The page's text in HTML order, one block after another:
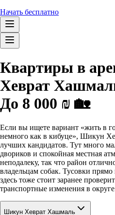
Начать бесплатно
Квартиры в
Хеврат
До 8 000 ₪ 🏡
Если вы ищете вариант «жить в
немного как в кибуце», Шикун
лучших кандидатов. Тут много
двориков и спокойная местная
неподалеку, так что район
владельцам собак. Тусовки
здесь тоже стоит заранее
транспортные изменения в
Шикун Хеврат Хашмаль